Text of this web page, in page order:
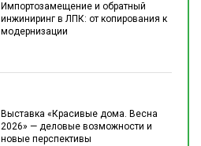
Импортозамещение и обратный
инжиниринг в ЛПК: от копирования к
модернизации
Выставка «Красивые дома. Весна
2026» — деловые возможности и
новые перспективы